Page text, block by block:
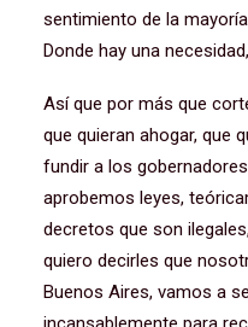
sentimiento de la
Donde hay una
Así que por más que
que quieran ahogar, que
fundir a los
aprobemos leyes,
decretos que son
quiero decirles que
Buenos Aires, vamos a